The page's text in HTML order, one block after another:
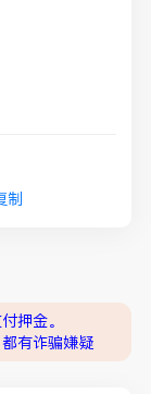
制
押金。
有诈骗嫌疑